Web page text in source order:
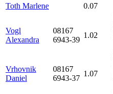
Toth Marlene
0.07
Vogl
Alexandra
08167
6943-39
1.02
Vrhovnik
Daniel
08167
6943-37
1.07